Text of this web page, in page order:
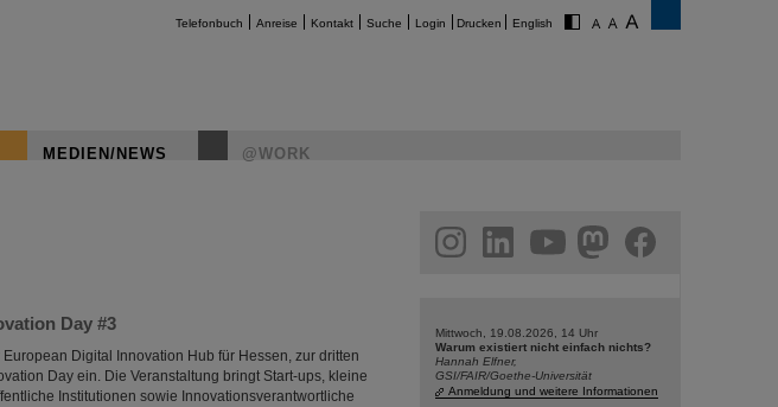
Telefonbuch Anreise Kontakt Suche Login Drucken English
MEDIEN/NEWS @WORK
Day #3
Digital Innovation Hub für Hessen, zur dritten
Day ein. Die Veranstaltung bringt Start-ups, kleine
Institutionen sowie Innovationsverantwortliche
facebook
Mittwoch, 19.08.2026, 14 Uhr
Warum existiert nicht einfach nichts?
Hannah Elfner,
GSI/FAIR/Goethe-Universität
Anmeldung und weitere Informationen